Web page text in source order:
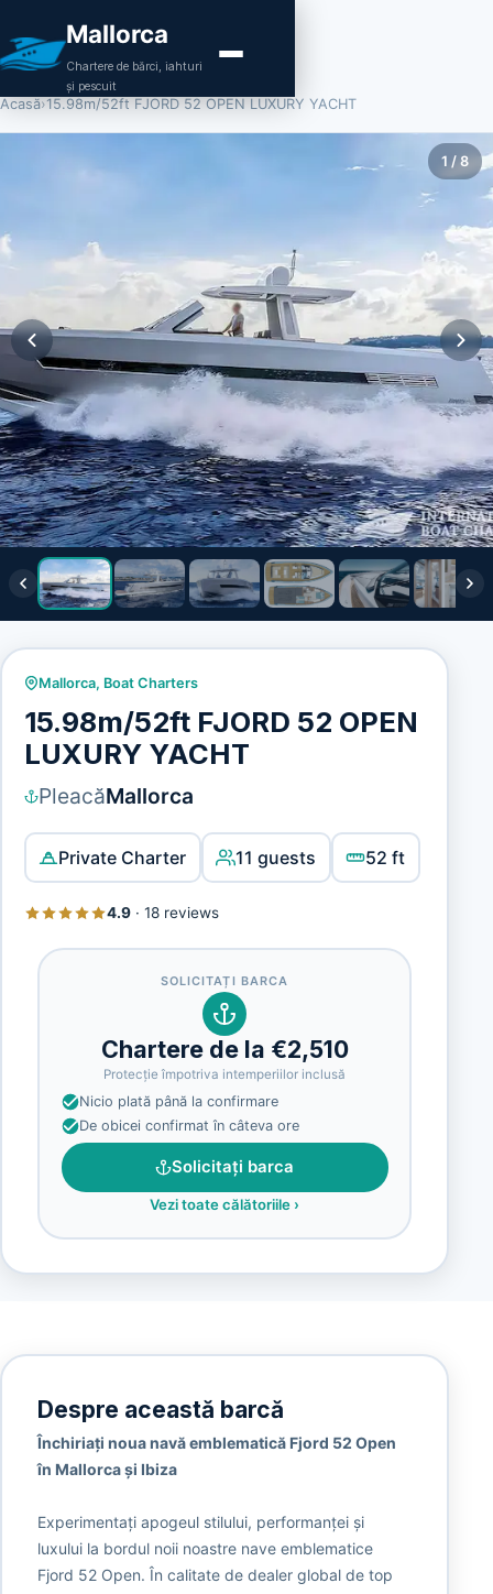
Mallorca
Chartere de bărci, iahturi
și pescuit
Acasă›15.98m/52ft FJORD 52 OPEN LUXURY YACHT
1 /8
Mallorca, Boat Charters
15.98m/52ft FJORD 52 OPEN
LUXURY YACHT
PleacăMallorca
Private Charter 11 guests 52 ft
4.9· 18 reviews
SOLICITAȚI BARCA
Chartere de la €2,510
Protecție împotriva intemperiilor inclusă
Nicio plată până la confirmare
De obicei confirmat în câteva ore
Solicitați barca
Vezi toate călătoriile ›
Despre această barcă
Închiriați noua navă emblematică Fjord 52 Open
în Mallorca și Ibiza
Experimentați apogeul stilului, performanței și
luxului la bordul noii noastre nave emblematice
Fjord 52 Open. În calitate de dealer global de top